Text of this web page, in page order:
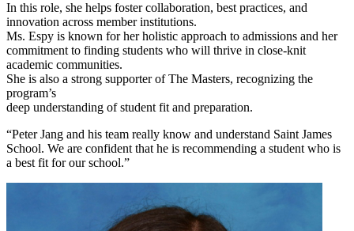
In this role, she helps foster collaboration, best practices, and
innovation across member institutions.
Ms. Espy is known for her holistic approach to admissions and her
commitment to finding students who will thrive in close-knit
academic communities.
She is also a strong supporter of The Masters, recognizing the
program’s
deep understanding of student fit and preparation.
“Peter Jang and his team really know and understand Saint James
School. We are confident that he is recommending a student who is
a best fit for our school.”